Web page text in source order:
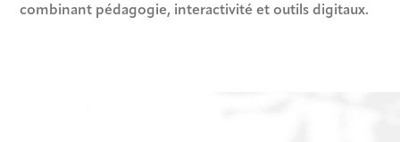
combinant pédagogie, interactivité et outils digitaux.